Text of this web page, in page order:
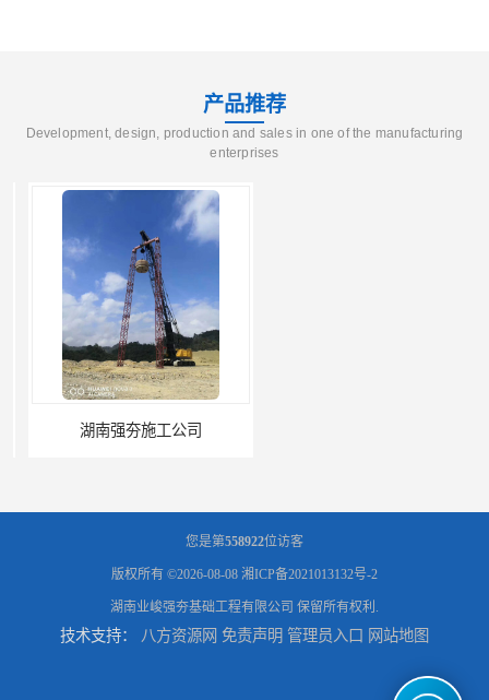
产品推荐
Development, design, production and sales in one of the manufacturing
enterprises
湖南强夯施工公司
您是第558922位访客
版权所有 ©2026-08-08 湘ICP备2021013132号-2
湖南业峻强夯基础工程有限公司 保留所有权利.
技术支持： 八方资源网 免责声明 管理员入口 网站地图